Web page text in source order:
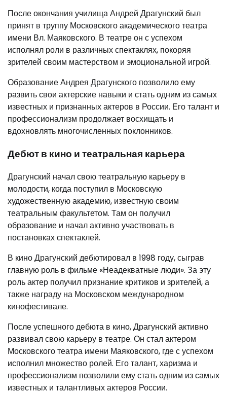
После окончания училища Андрей Драгунский был
принят в труппу Московского академического театра
имени Вл. Маяковского. В театре он с успехом
исполнял роли в различных спектаклях, покоряя
зрителей своим мастерством и эмоциональной игрой.
Образование Андрея Драгунского позволило ему
развить свои актерские навыки и стать одним из самых
известных и признанных актеров в России. Его талант и
профессионализм продолжает восхищать и
вдохновлять многочисленных поклонников.
Дебют в кино и театральная карьера
Драгунский начал свою театральную карьеру в
молодости, когда поступил в Московскую
художественную академию, известную своим
театральным факультетом. Там он получил
образование и начал активно участвовать в
постановках спектаклей.
В кино Драгунский дебютировал в 1998 году, сыграв
главную роль в фильме «Неадекватные люди». За эту
роль актер получил признание критиков и зрителей, а
также награду на Московском международном
кинофестивале.
После успешного дебюта в кино, Драгунский активно
развивал свою карьеру в театре. Он стал актером
Московского театра имени Маяковского, где с успехом
исполнил множество ролей. Его талант, харизма и
профессионализм позволили ему стать одним из самых
известных и талантливых актеров России.